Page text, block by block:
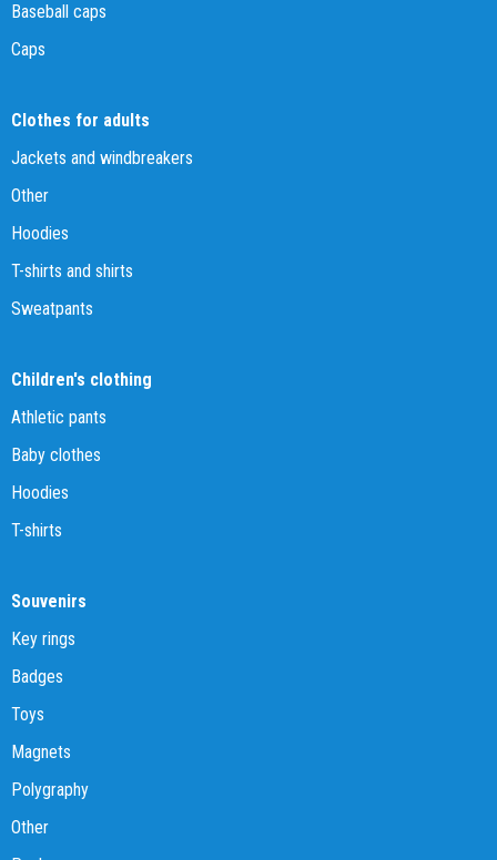
Baseball caps
Caps
Clothes for adults
Jackets and windbreakers
Other
Hoodies
T-shirts and shirts
Sweatpants
Children's clothing
Athletic pants
Baby clothes
Hoodies
T-shirts
Souvenirs
Key rings
Badges
Toys
Magnets
Polygraphy
Other